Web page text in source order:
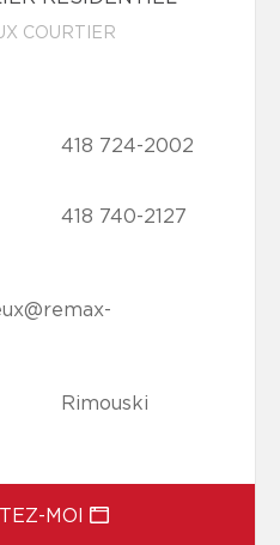
COURTIER
418 724-2002
418 740-2127
Rimouski
MOI